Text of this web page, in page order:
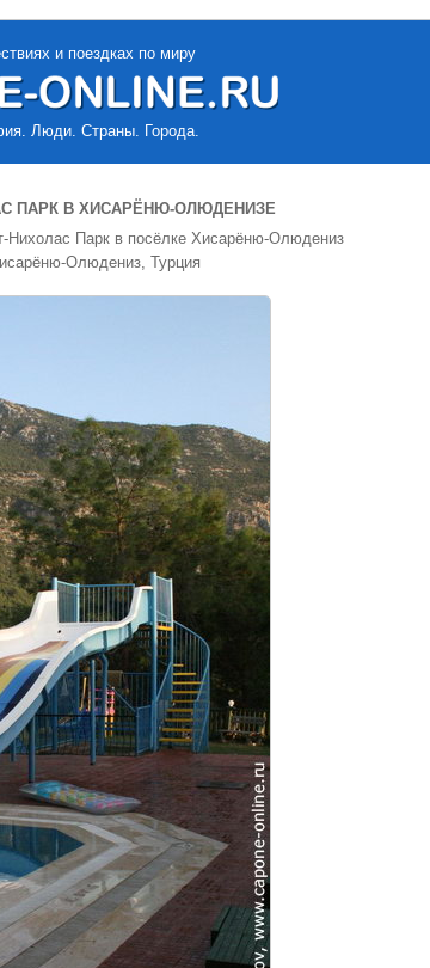
и поездках по миру
Люди. Страны. Города.
ПАРК В ХИСАРЁНЮ-ОЛЮДЕНИЗЕ
Нихолас Парк в посёлке Хисарёню-Олюдениз
Олюдениз, Турция